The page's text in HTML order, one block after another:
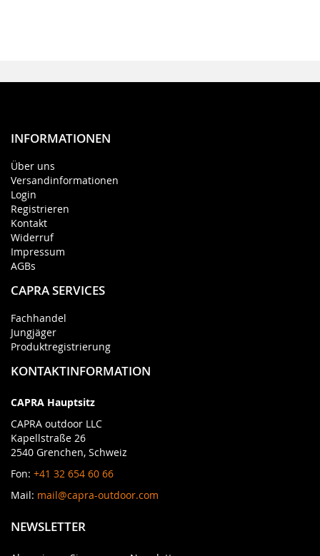
INFORMATIONEN
Über uns
Versandinformationen
Login
Registrieren
Kontakt
Widerruf
Impressum
AGBs
CAPRA SERVICES
Fachhandel
Jungjäger
Produktregistrierung
KONTAKTINFORMATION
CAPRA Hauptsitz
CAPRA outdoor LLC
Kapellstraße 26
2540 Grenchen, Schweiz
Fon: +41 32 654 60 66
Mail: mail@capra-outdoor.com
NEWSLETTER